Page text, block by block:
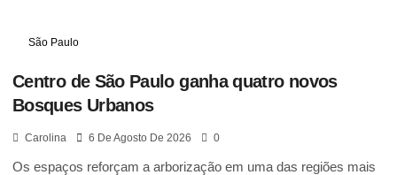
São Paulo
Centro de São Paulo ganha quatro novos
Bosques Urbanos
Carolina 6 De Agosto De 2026 0
Os espaços reforçam a arborização em uma das regiões mais